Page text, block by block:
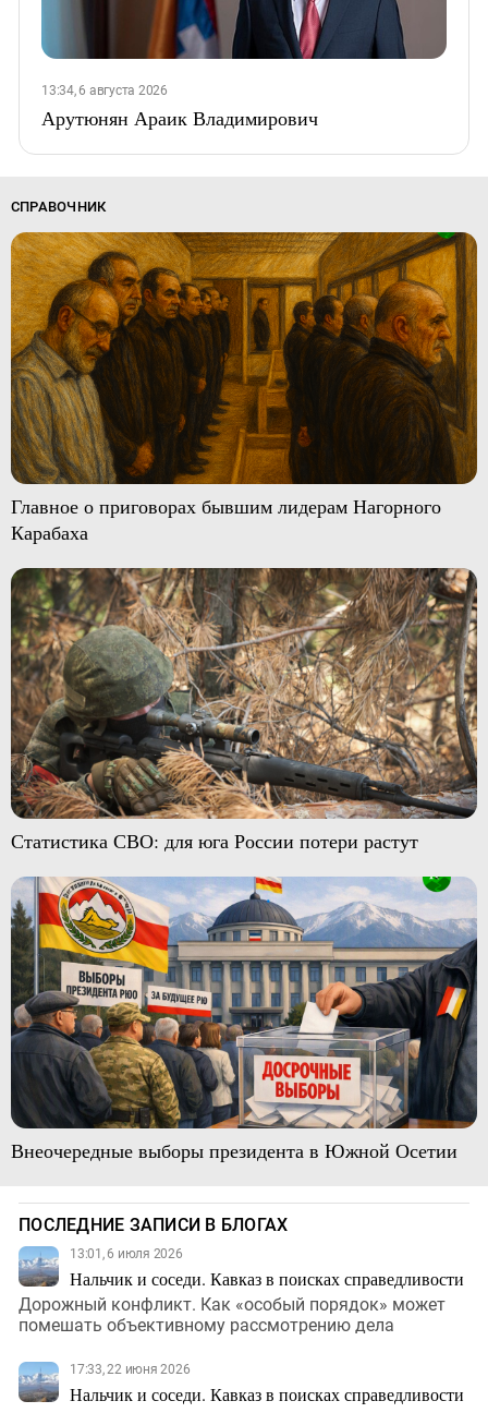
13:34, 6 августа 2026
Арутюнян Араик Владимирович
СПРАВОЧНИК
Главное о приговорах бывшим лидерам Нагорного
Карабаха
Статистика СВО: для юга России потери растут
Внеочередные выборы президента в Южной Осетии
ПОСЛЕДНИЕ ЗАПИСИ В БЛОГАХ
13:01, 6 июля 2026
Нальчик и соседи. Кавказ в поисках справедливости
Дорожный конфликт. Как «особый порядок» может
помешать объективному рассмотрению дела
17:33, 22 июня 2026
Нальчик и соседи. Кавказ в поисках справедливости